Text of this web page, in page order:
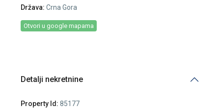
Država: Crna Gora
Otvori u google mapama
Detalji nekretnine
Property Id: 85177